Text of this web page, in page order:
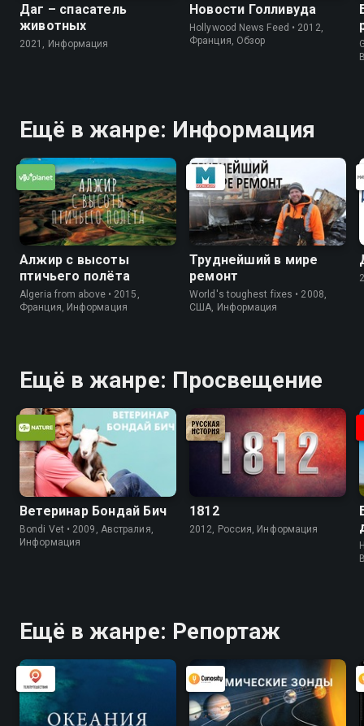
Даг – спасатель
животных
2021, Информация
Новости Голливуда
Hollywood News Feed • 2012,
Франция, Обзор
Ещё в жанре: Информация
Алжир с высоты
птичьего полёта
Algeria from above • 2015,
Франция, Информация
Труднейший в мире
ремонт
World's toughest fixes • 2008,
США, Информация
Ещё в жанре: Просвещение
Ветеринар Бондай Бич
Bondi Vet • 2009, Австралия,
Информация
1812
2012, Россия, Информация
Ещё в жанре: Репортаж